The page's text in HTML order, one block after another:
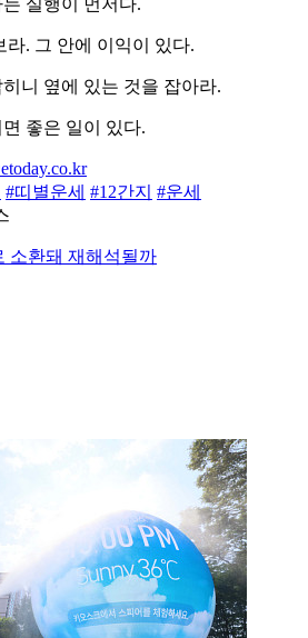
실행이 먼저다.
라. 그 안에 이익이 있다.
니 옆에 있는 것을 잡아라.
좋은 일이 있다.
#띠별운세 #12간지 #운세
소환돼 재해석될까